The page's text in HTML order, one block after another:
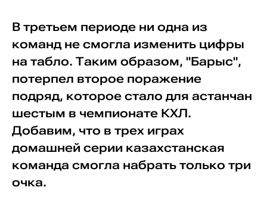
В третьем периоде ни одна из
команд не смогла изменить цифры
на табло. Таким образом, "Барыс",
потерпел второе поражение
подряд, которое стало для астанчан
шестым в чемпионате КХЛ.
Добавим, что в трех играх
домашней серии казахстанская
команда смогла набрать только три
очка.